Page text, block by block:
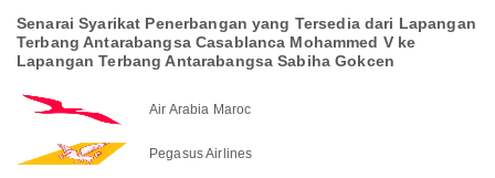
Senarai Syarikat Penerbangan yang Tersedia dari Lapangan
Terbang Antarabangsa Casablanca Mohammed V ke
Lapangan Terbang Antarabangsa Sabiha Gokcen
Air Arabia Maroc
Pegasus Airlines